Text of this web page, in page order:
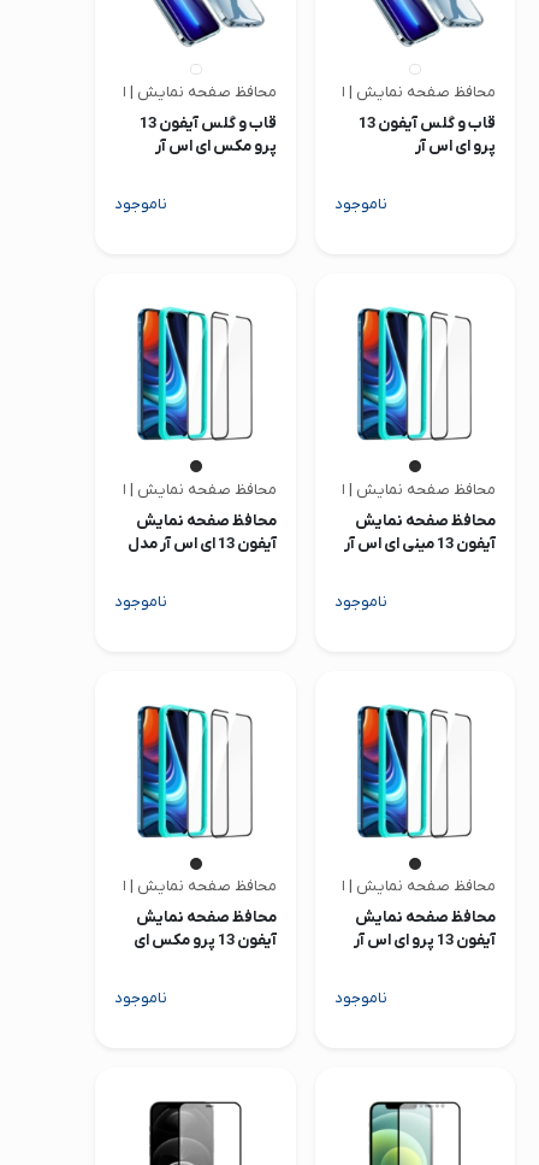
محافظ صفحه نمایش | ای اس آر
قاب و گلس آیفون 13
پرو ای اس آر
ناموجود
محافظ صفحه نمایش | ای اس آر
قاب و گلس آیفون 13
پرو مکس ای اس آر
ناموجود
محافظ صفحه نمایش | ای اس آر
محافظ صفحه نمایش
آیفون 13 مینی ای اس آر
ناموجود
محافظ صفحه نمایش | ای اس آر
محافظ صفحه نمایش
آیفون 13 ای اس آر مدل
ناموجود
محافظ صفحه نمایش | ای اس آر
محافظ صفحه نمایش
آیفون 13 پرو ای اس آر
ناموجود
محافظ صفحه نمایش | ای اس آر
محافظ صفحه نمایش
آیفون 13 پرو مکس ای
ناموجود